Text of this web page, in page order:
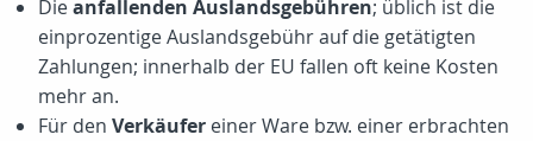
Dieanfallenden Auslandsgebühren; üblich ist die
einprozentige Auslandsgebühr auf die getätigten
Zahlungen; innerhalb der EU fallen oft keine Kosten
mehr an.
Für den Verkäufer einer Ware bzw. einer erbrachten